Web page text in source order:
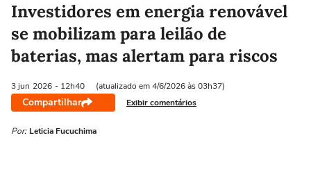
Investidores em energia renovável
se mobilizam para leilão de
baterias, mas alertam para riscos
3 jun 2026 - 12h40 (atualizado em 4/6/2026 às 03h37)
Compartilhar Exibir comentários
Por: Leticia Fucuchima